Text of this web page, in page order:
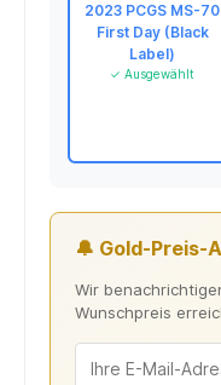
2023 PCGS MS-70
First Day (Black
Label)
✓ Ausgewählt
🔔 Gold-Preis-
Wir
Wunschpreis